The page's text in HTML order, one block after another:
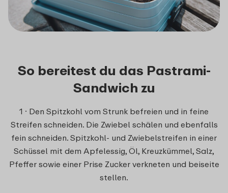
So bereitest du das Pastrami-
Sandwich zu
1 · Den Spitzkohl vom Strunk befreien und in feine
Streifen schneiden. Die Zwiebel schälen und ebenfalls
fein schneiden. Spitzkohl- und Zwiebelstreifen in einer
Schüssel mit dem Apfelessig, Öl, Kreuzkümmel, Salz,
Pfeffer sowie einer Prise Zucker verkneten und beiseite
stellen.